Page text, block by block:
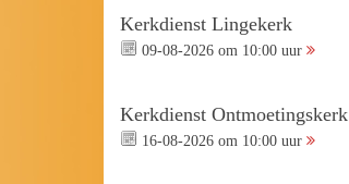
Kerkdienst Lingekerk
09-08-2026 om 10:00 uur
Kerkdienst Ontmoetingskerk
16-08-2026 om 10:00 uur